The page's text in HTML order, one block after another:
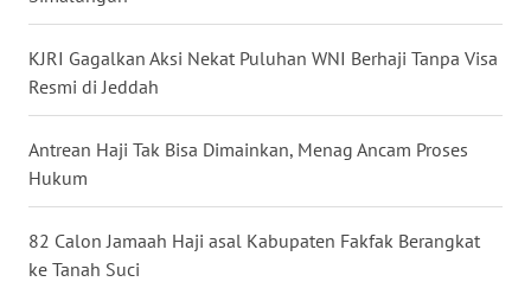
KJRI Gagalkan Aksi Nekat Puluhan WNI Berhaji Tanpa Visa
Resmi di Jeddah
Antrean Haji Tak Bisa Dimainkan, Menag Ancam Proses
Hukum
82 Calon Jamaah Haji asal Kabupaten Fakfak Berangkat
ke Tanah Suci
WN
TAPANULI
SELATAN
WN
TANJUNG
LESUNG
WN